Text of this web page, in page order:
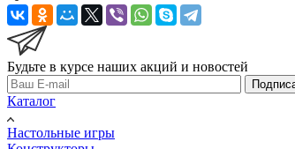
Будьте в курсе наших акций и новостей
Каталог
Настольные игры